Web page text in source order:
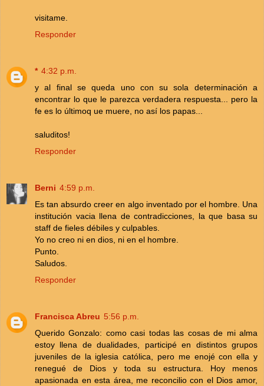
visitame.
Responder
* 4:32 p.m.
y al final se queda uno con su sola determinación a
encontrar lo que le parezca verdadera respuesta... pero la
fe es lo últimoq ue muere, no así los papas...
saluditos!
Responder
Berni 4:59 p.m.
Es tan absurdo creer en algo inventado por el hombre. Una
institución vacia llena de contradicciones, la que basa su
staff de fieles débiles y culpables.
Yo no creo ni en dios, ni en el hombre.
Punto.
Saludos.
Responder
Francisca Abreu 5:56 p.m.
Querido Gonzalo: como casi todas las cosas de mi alma
estoy llena de dualidades, participé en distintos grupos
juveniles de la iglesia católica, pero me enojé con ella y
renegué de Dios y toda su estructura. Hoy menos
apasionada en esta área, me reconcilio con el Dios amor,